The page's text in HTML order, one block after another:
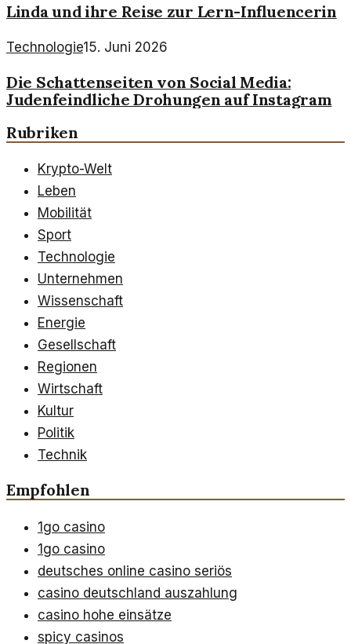
Linda und ihre Reise zur Lern-Influencerin
Technologie15. Juni 2026
Die Schattenseiten von Social Media:
Judenfeindliche Drohungen auf Instagram
Rubriken
Krypto-Welt
Leben
Mobilität
Sport
Technologie
Unternehmen
Wissenschaft
Energie
Gesellschaft
Regionen
Wirtschaft
Kultur
Politik
Technik
Empfohlen
1go casino
1go casino
deutsches online casino seriös
casino deutschland auszahlung
casino hohe einsätze
spicy casinos